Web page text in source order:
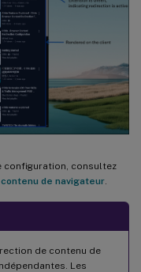
configuration, consultez
de navigateur
de contenu de
Les